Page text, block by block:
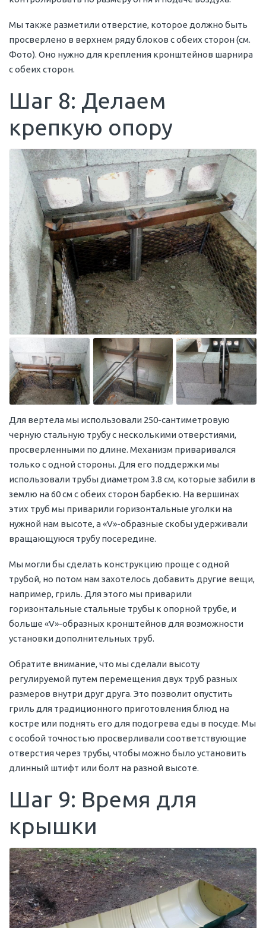
Мы также разметили отверстие, которое должно быть
просверлено в верхнем ряду блоков с обеих сторон (см.
Фото). Оно нужно для крепления кронштейнов шарнира
с обеих сторон.
Шаг 8: Делаем
крепкую опору
Для вертела мы использовали 250-сантиметровую
черную стальную трубу с несколькими отверстиями,
просверленными по длине. Механизм приваривался
только с одной стороны. Для его поддержки мы
использовали трубы диаметром 3.8 см, которые забили в
землю на 60 см с обеих сторон барбекю. На вершинах
этих труб мы приварили горизонтальные уголки на
нужной нам высоте, а «V»-образные скобы удерживали
вращающуюся трубу посередине.
Мы могли бы сделать конструкцию проще с одной
трубой, но потом нам захотелось добавить другие вещи,
например, гриль. Для этого мы приварили
горизонтальные стальные трубы к опорной трубе, и
больше «V»-образных кронштейнов для возможности
установки дополнительных труб.
Обратите внимание, что мы сделали высоту
регулируемой путем перемещения двух труб разных
размеров внутри друг друга. Это позволит опустить
гриль для традиционного приготовления блюд на
костре или поднять его для подогрева еды в посуде. Мы
с особой точностью просверливали соответствующие
отверстия через трубы, чтобы можно было установить
длинный штифт или болт на разной высоте.
Шаг 9: Время для
крышки